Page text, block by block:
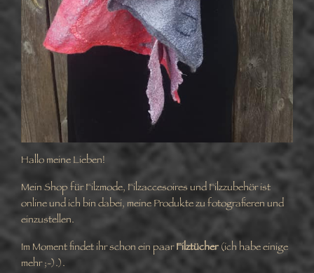
Hallo meine Lieben!
Mein Shop für Filzmode, Filzaccesoires und Filzzubehör ist
online und ich bin dabei, meine Produkte zu fotografieren und
einzustellen.
Im Moment findet ihr schon ein paarFilztücher(ich habe einige
mehr ;-).).